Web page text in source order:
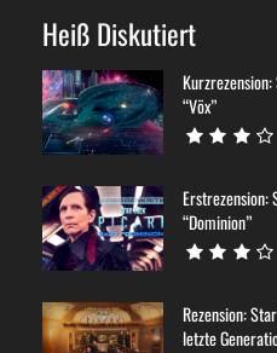
Heiß Diskutiert
“Võx”
Erstrezension:
“Dominion”
Rezension:
letzte